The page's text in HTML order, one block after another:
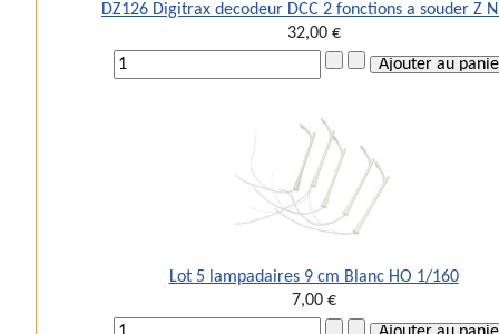
DZ126 Digitrax decodeur DCC 2 fonctions a souder Z
32,00 €
Lot 5 lampadaires 9 cm Blanc HO 1/160
7,00 €